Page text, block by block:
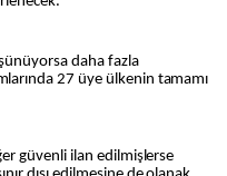
daha fazla
27 üye ülkenin tamamı
güvenli ilan edilmişlerse